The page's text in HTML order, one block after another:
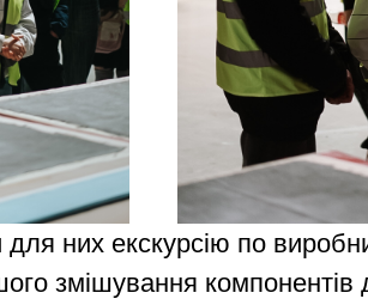
них екскурсію по
змішування компонентів